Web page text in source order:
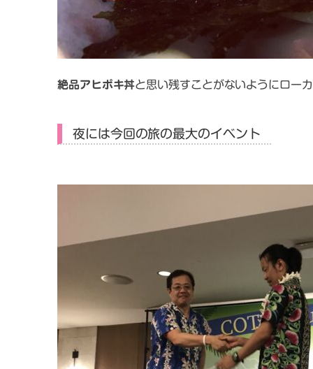
絶品アヒポキ丼と思い残すことがないようにロー
夜には今回の旅の最大のイベント